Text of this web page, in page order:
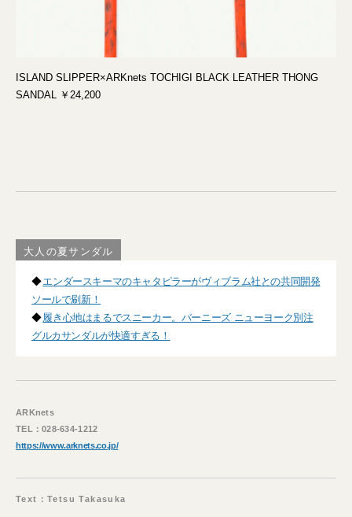
ISLAND SLIPPER×ARKnets TOCHIGI BLACK LEATHER THONG
SANDAL ￥24,200
大人の夏サンダル
◆エンダースキーマのキャタピラーがヴィブラム社との共同開発
ソールで刷新！
◆履き心地はまるでスニーカー。バーニーズ ニューヨーク別注
グルカサンダルが快適すぎる！
ARKnets
TEL：028-634-1212
https://www.arknets.co.jp/
Text：Tetsu Takasuka